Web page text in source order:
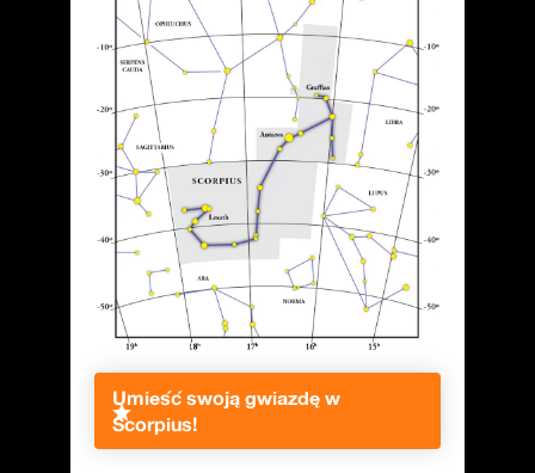
Umieść swoją gwiazdę w
Scorpius!